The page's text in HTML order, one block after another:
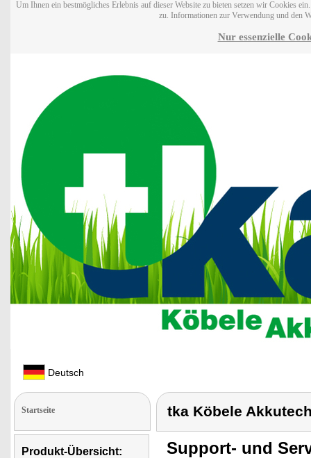
Um Ihnen ein bestmögliches Erlebnis auf dieser Website zu bieten setzen wir Cookies
zu. Informationen zur Verwendung und den
Nur essenzielle
Deutsch
Startseite
Produkt-Übersicht:
tka Köbele
Support- und